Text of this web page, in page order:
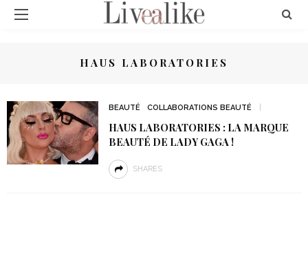
HAUS LABORATORIES
BEAUTÉ COLLABORATIONS BEAUTÉ
HAUS LABORATORIES : LA MARQUE
BEAUTÉ DE LADY GAGA !
SHARES